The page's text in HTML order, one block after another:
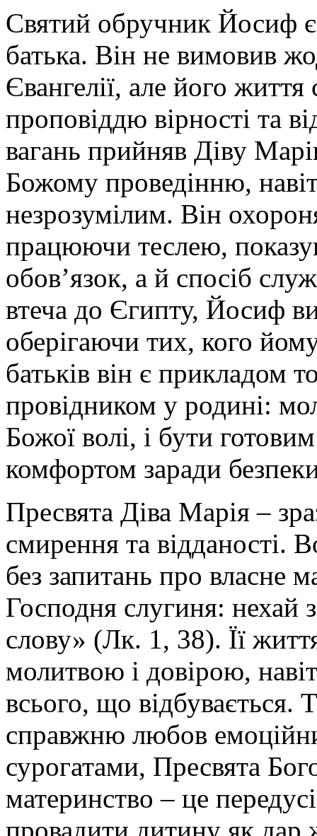
Святий обручник Йосиф
батька. Він не вимовив
Євангелії, але його
проповіддю вірності та
вагань прийняв Діву
Божому проведінню,
незрозумілим. Він
працюючи теслею,
обов’язок, а й спосіб
втеча до Єгипту, Йосиф
оберігаючи тих, кого
батьків він є прикладом
провідником у родині:
Божої волі, і бути
комфортом заради
Пресвята Діва Марія –
смирення та відданості.
без запитань про власне
Господня слугиня: нехай
слову» (Лк. 1, 38). Її
молитвою і довірою,
всього, що відбувається.
справжню любов
сурогатами, Пресвята
материнство – це
провадити дитину як дар